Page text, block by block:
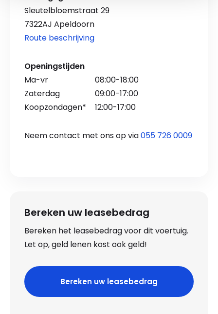
Sleutelbloemstraat 29
7322AJ Apeldoorn
Route beschrijving
Openingstijden
Ma-vr
08:00-18:00
Zaterdag
09:00-17:00
Koopzondagen*
12:00-17:00
Neem contact met ons op via055 726 0009
Bereken uw leasebedrag
Bereken het leasebedrag voor dit voertuig.
Let op, geld lenen kost ook geld!
Bereken uw leasebedrag